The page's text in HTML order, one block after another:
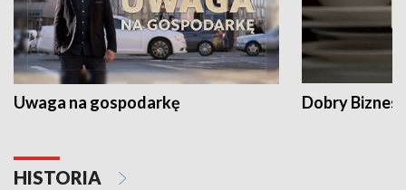
Uwaga na gospodarkę Dobry Biznes
HISTORIA